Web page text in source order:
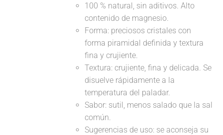
100 % natural, sin aditivos. Alto
contenido de magnesio.
Forma: preciosos cristales con
forma piramidal definida y textura
fina y crujiente.
Textura: crujiente, fina y delicada. Se
disuelve rápidamente a la
temperatura del paladar.
Sabor: sutil, menos salado que la sal
común.
Sugerencias de uso: se aconseja su